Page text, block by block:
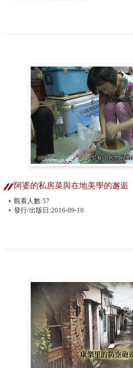
阿婆的私房菜與在地美學的邂逅
觀看人數:57
發行/出版日:2016-09-10